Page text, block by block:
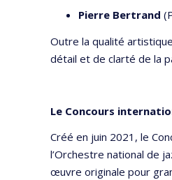
Pierre Bertrand
Outre la qualité
détail et de clarté de la
Le Concours
Créé en juin 2021, le
l’Orchestre national de
œuvre originale pour